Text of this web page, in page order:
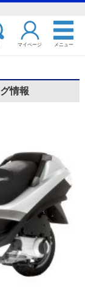
マイページ メニュー
情報